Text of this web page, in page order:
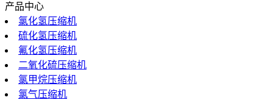
产品中心
氯化氢压缩机
硫化氢压缩机
氟化氢压缩机
二氧化硫压缩机
氯甲烷压缩机
氯气压缩机